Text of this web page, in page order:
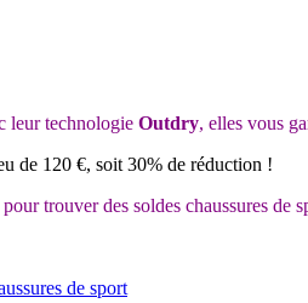
leur technologie Outdry, elles vous
de 120 €, soit 30% de réduction !
pour trouver des soldes chaussures de
de sport